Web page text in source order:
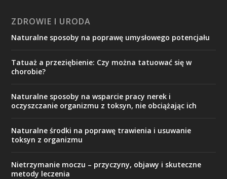
ZDROWIE I URODA
Naturalne sposoby na poprawę umysłowego potencjału
Tatuaż a przeziębienie: Czy można tatuować się w
chorobie?
Naturalne sposoby na wsparcie pracy nerek i
oczyszczanie organizmu z toksyn, nie obciążając ich
Naturalne środki na poprawę trawienia i usuwanie
toksyn z organizmu
Nietrzymanie moczu – przyczyny, objawy i skuteczne
metody leczenia